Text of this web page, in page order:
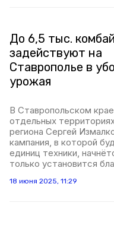
До 6,5 тыс.
задействуют на
Ставрополье в
урожая
В Ставропольском
отдельных
региона Сергей
кампания, в которой
единиц техники,
только установится
18 июня 2025, 11:29